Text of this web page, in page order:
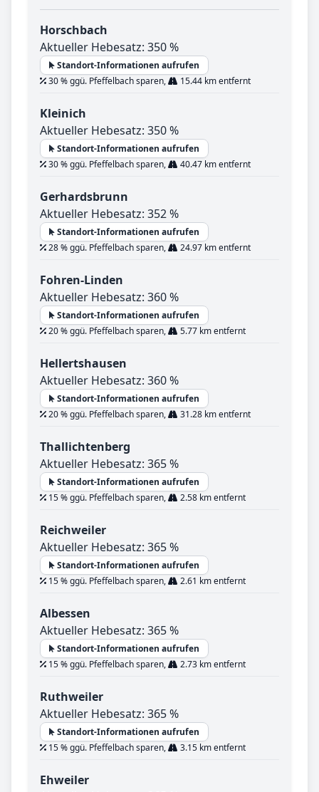
Horschbach
Aktueller Hebesatz: 350 %
Standort-Informationen aufrufen
30 % ggü. Pfeffelbach sparen,
15.44 km entfernt
Kleinich
Aktueller Hebesatz: 350 %
Standort-Informationen aufrufen
30 % ggü. Pfeffelbach sparen,
40.47 km entfernt
Gerhardsbrunn
Aktueller Hebesatz: 352 %
Standort-Informationen aufrufen
28 % ggü. Pfeffelbach sparen,
24.97 km entfernt
Fohren-Linden
Aktueller Hebesatz: 360 %
Standort-Informationen aufrufen
20 % ggü. Pfeffelbach sparen,
5.77 km entfernt
Hellertshausen
Aktueller Hebesatz: 360 %
Standort-Informationen aufrufen
20 % ggü. Pfeffelbach sparen,
31.28 km entfernt
Thallichtenberg
Aktueller Hebesatz: 365 %
Standort-Informationen aufrufen
15 % ggü. Pfeffelbach sparen,
2.58 km entfernt
Reichweiler
Aktueller Hebesatz: 365 %
Standort-Informationen aufrufen
15 % ggü. Pfeffelbach sparen,
2.61 km entfernt
Albessen
Aktueller Hebesatz: 365 %
Standort-Informationen aufrufen
15 % ggü. Pfeffelbach sparen,
2.73 km entfernt
Ruthweiler
Aktueller Hebesatz: 365 %
Standort-Informationen aufrufen
15 % ggü. Pfeffelbach sparen,
3.15 km entfernt
Ehweiler